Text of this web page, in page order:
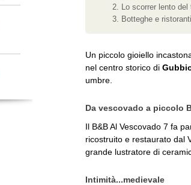
Lo scorrer lento
Botteghe e
Un piccolo gioiello
nel centro storico di
umbre.
Da vescovado a piccolo
Il B&B Al Vescovado 7 fa
ricostruito e restaurato dal
grande lustratore di
Intimità...medievale